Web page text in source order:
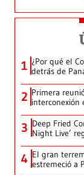
1 ¿Por qué el
detrás de
2 Primera
interconexión
3 Deep Fried
Night Live’
4 El gran
estremeció a